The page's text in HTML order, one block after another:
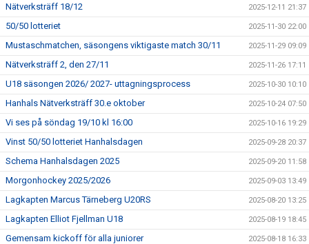
Nätverksträff 18/12 2025-12-11 21:37
50/50 lotteriet 2025-11-30 22:00
Mustaschmatchen, säsongens viktigaste match 30/11 2025-11-29 09:09
Nätverksträff 2, den 27/11 2025-11-26 17:11
U18 säsongen 2026/ 2027- uttagningsprocess 2025-10-30 10:10
Hanhals Nätverksträff 30.e oktober 2025-10-24 07:50
Vi ses på söndag 19/10 kl 16:00 2025-10-16 19:29
Vinst 50/50 lotteriet Hanhalsdagen 2025-09-28 20:37
Schema Hanhalsdagen 2025 2025-09-20 11:58
Morgonhockey 2025/2026 2025-09-03 13:49
Lagkapten Marcus Tärneberg U20RS 2025-08-20 13:25
Lagkapten Elliot Fjellman U18 2025-08-19 18:45
Gemensam kickoff för alla juniorer 2025-08-18 16:33